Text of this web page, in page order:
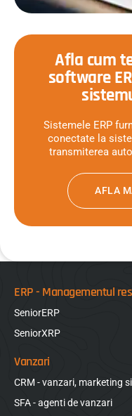
Afla cum
software
Sistemele ERP
conectate la
transmiterea
AFLA
ERP - Managementul
SeniorERP
SeniorXRP
Vanzari
CRM - vanzari, marketing
SFA - agenti de vanzari